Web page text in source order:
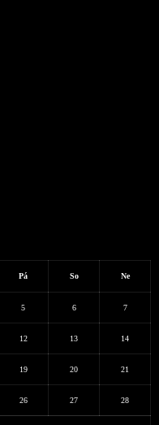
Pá So Ne
5 6 7
12 13 14
19 20 21
26 27 28